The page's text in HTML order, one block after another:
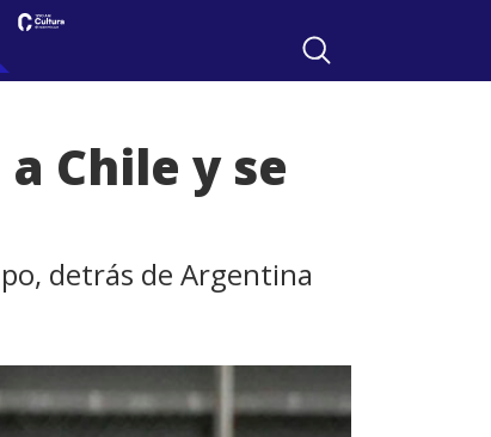
Chile y se
detrás de Argentina